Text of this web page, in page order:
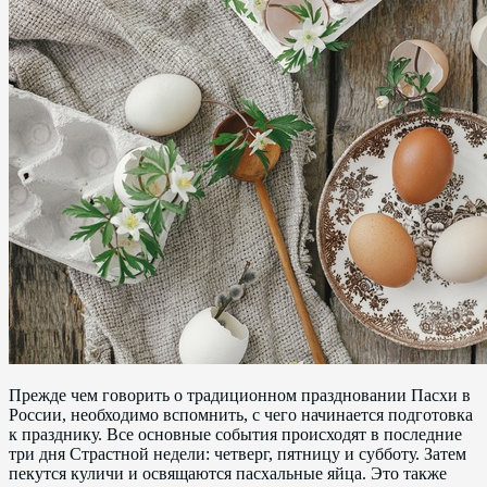
Прежде чем говорить о традиционном праздновании Пасхи в
России, необходимо вспомнить, с чего начинается подготовка
к празднику. Все основные события происходят в последние
три дня Страстной недели: четверг, пятницу и субботу. Затем
пекутся куличи и освящаются пасхальные яйца. Это также